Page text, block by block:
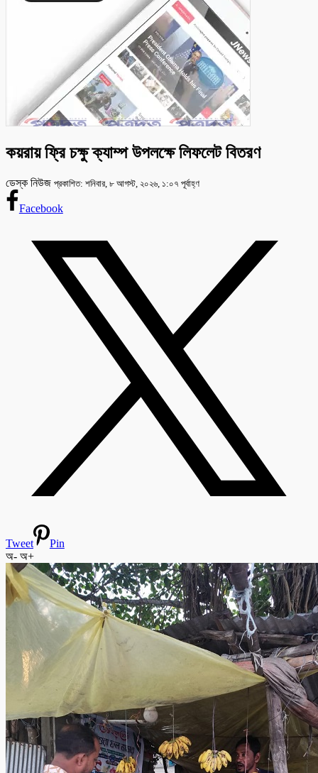
কয়রায় ফ্রি চক্ষু ক্যাম্প উপলক্ষে লিফলেট বিতরণ
ডেস্ক নিউজ প্রকাশিত: শনিবার, ৮ আগস্ট, ২০২৬, ১:০৭ পূর্বাহ্ণ
Facebook
Tweet
Pin
অ- অ+